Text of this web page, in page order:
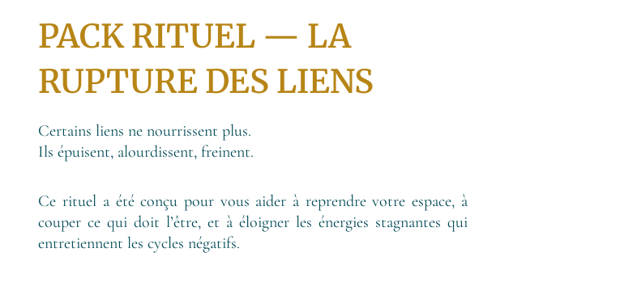
PACK RITUEL — LA
RUPTURE DES LIENS
Certains liens ne nourrissent plus.
Ils épuisent, alourdissent, freinent.
Ce rituel a été conçu pour vous aider à reprendre votre espace, à
couper ce qui doit l’être, et à éloigner les énergies stagnantes qui
entretiennent les cycles négatifs.